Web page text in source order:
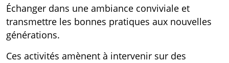
Échanger dans une ambiance conviviale et
transmettre les bonnes pratiques aux nouvelles
générations.
Ces activités amènent à intervenir sur des